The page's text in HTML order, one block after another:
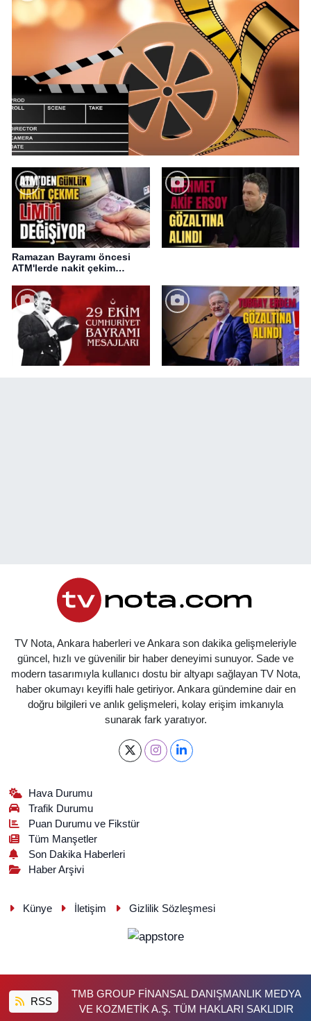
Ramazan Bayramı öncesi
ATM'lerde nakit çekim
TV Nota, Ankara haberleri ve Ankara son dakika gelişmeleriyle
güncel, hızlı ve güvenilir bir haber deneyimi sunuyor. Sade ve
modern tasarımıyla kullanıcı dostu bir altyapı sağlayan TV Nota,
haber okumayı keyifli hale getiriyor. Ankara gündemine dair en
doğru bilgileri ve anlık gelişmeleri, kolay erişim imkanıyla
sunarak fark yaratıyor.
Hava Durumu
Trafik Durumu
Puan Durumu ve Fikstür
Tüm Manşetler
Son Dakika Haberleri
Haber Arşivi
Künye İletişim Gizlilik Sözleşmesi
RSS
TMB GROUP FİNANSAL DANIŞMANLIK MEDYA
VE KOZMETİK A.Ş. TÜM HAKLARI SAKLIDIR